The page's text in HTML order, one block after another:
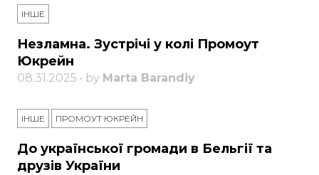
ІНШЕ
Незламна. Зустрічі у колі Промоут
Юкрейн
08.31.2025 • by Marta Barandiy
ІНШЕ ПРОМОУТ ЮКРЕЙН
До української громади в Бельгії та
друзів України